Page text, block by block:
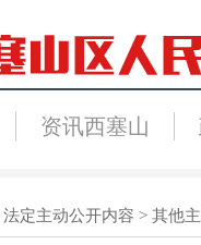
资讯西塞山
法定主动公开内容 > 其他